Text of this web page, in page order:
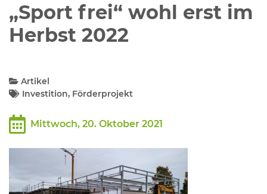
Bürgerservice - Onlinedienste
Wirtschaft, Bauen, Verkehr
„Sport frei“ wohl erst im
Herbst 2022
Artikel
Investition, Förderprojekt
Mittwoch, 20. Oktober 2021